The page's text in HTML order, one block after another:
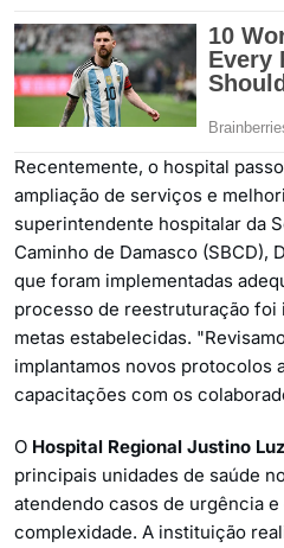
Recentemente, o hospital
ampliação de serviços e
superintendente hospitalar da
Caminho de Damasco (SBCD),
que foram implementadas
processo de reestruturação foi
metas estabelecidas.
implantamos novos protocolos
capacitações com os
O Hospital Regional Justino Luz
principais unidades de saúde
atendendo casos de urgência
complexidade. A instituição